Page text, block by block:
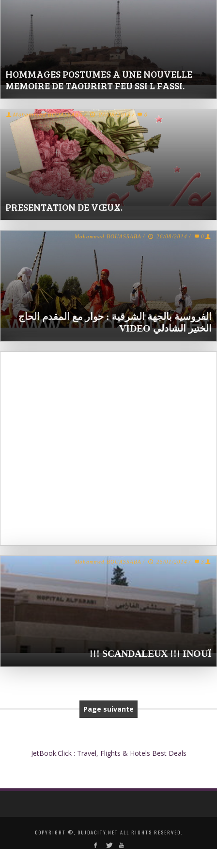
HOMMAGES POSTUMES A UNE NOUVELLE
MEMOIRE DE TAOURIRT FEU SSI L FASSI.
PRESENTATION DE VŒUX.
Mohammed BOUASSABA / 07/08/2013 / 0
الفروسية بالجهة الشرقية : حوار مع المقدم الحاج
الختير الشادلي VIDEO
Mohammed BOUASSABA / 26/08/2014 / 0
SCANDALEUX !!! INOUÏ !!!
Mohammed BOUASSABA / 25/01/2014 / 3
Page suivante
JetBook.Click : Travel, Flights & Hotels Best Deals
COPYRIGHT ©, OUJDACITY.NET ALL RIGHTS RESERVED.